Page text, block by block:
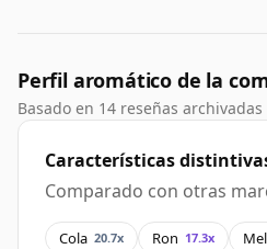
Perfil aromático de la
Basado en 14 reseñas
Características
Comparado con otras
Cola 20.7x Ron 17.3x